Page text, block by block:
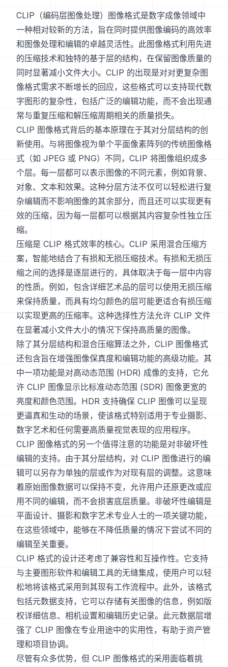
CLIP（编码层图像处理）图像格式是数字成像领域中
一种相对较新的方法，旨在同时提供图像编码的高效率
和图像处理和编辑的卓越灵活性。此图像格式利用先进
的压缩技术和独特的基于层的结构，在保留图像质量的
同时显著减小文件大小。CLIP 的出现是对对更复杂图
像格式需求不断增长的回应，这些格式可以支持现代数
字图形的复杂性，包括广泛的编辑功能，而不会出现通
常与重复压缩和解压缩周期相关的质量损失。
CLIP 图像格式背后的基本原理在于其对分层结构的创
新使用。与将图像视为单个平面像素阵列的传统图像格
式（如 JPEG 或 PNG）不同，CLIP 将图像组织成多
个层。每一层都可以表示图像的不同元素，例如背景、
对象、文本和效果。这种分层方法不仅可以轻松进行复
杂编辑而不影响图像的其余部分，而且还可以实现更有
效的压缩，因为每一层都可以根据其内容复杂性独立压
缩。
压缩是 CLIP 格式效率的核心。CLIP 采用混合压缩方
案，智能地结合了有损和无损压缩技术。有损和无损压
缩之间的选择是逐层进行的，具体取决于每一层中内容
的性质。例如，包含详细艺术品的层可以使用无损压缩
来保持质量，而具有均匀颜色的层可能更适合有损压缩
以实现更高的压缩率。这种选择性方法允许 CLIP 文件
在显著减小文件大小的情况下保持高质量的图像。
除了其分层结构和混合压缩算法之外，CLIP 图像格式
还包含旨在增强图像保真度和编辑功能的高级功能。其
中一项功能是对高动态范围 (HDR) 成像的支持，它允
许 CLIP 图像显示比标准动态范围 (SDR) 图像更宽的
亮度和颜色范围。HDR 支持确保 CLIP 图像可以呈现
更逼真和生动的场景，使该格式特别适用于专业摄影、
数字艺术和任何需要高质量视觉表现的应用程序。
CLIP 图像格式的另一个值得注意的功能是对非破坏性
编辑的支持。由于其分层结构，对 CLIP 图像进行的编
辑可以另存为单独的层或作为对现有层的调整。这意味
着原始图像数据可以保持不变，允许用户还原更改或应
用不同的编辑，而不会损害底层质量。非破坏性编辑是
平面设计、摄影和数字艺术专业人士的一项关键功能，
在这些领域中，能够在不降低质量的情况下尝试不同的
编辑至关重要。
CLIP 格式的设计还考虑了兼容性和互操作性。它支持
与主要图形软件和编辑工具的无缝集成，使用户可以轻
松地将该格式采用到其现有工作流程中。此外，该格式
包括元数据支持，它可以存储有关图像的信息，例如版
权详细信息、相机设置和编辑历史记录。此元数据层增
强了 CLIP 图像在专业用途中的实用性，有助于资产管
理和项目协调。
尽管有众多优势，但 CLIP 图像格式的采用面临着挑